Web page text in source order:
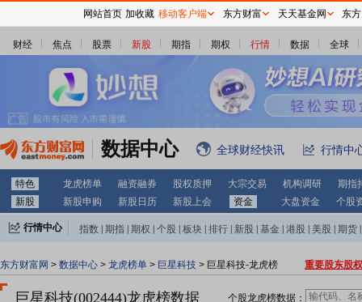
财经 焦点 股票 新股 期指 期权 行情 数据 全球
数据中心 全球财经快讯 行情中
特色 龙虎榜单 融资融券 股权质押 大宗交易 机构调研
期指
新股
新股申购 新股日历 新股上会 资金 大盘资金 个股
行情中心 指数 期指 期权 个股 板块 排行 新股 基金 港股 美股 期货
东方财富网 > 数据中心 > 龙虎榜单 > 巨星科技 > 巨星科技-龙虎榜 重要股东股
巨星科技(002444)龙虎榜数据 个股龙虎榜数据：
网站首页 加收藏 移动客户端 东方财富 天天基金网 东